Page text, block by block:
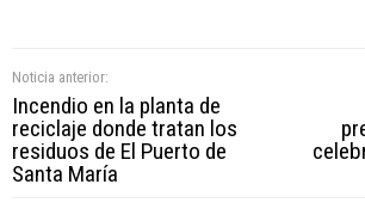
Noticia anterior:
Incendio en la planta de
reciclaje donde tratan los
residuos de El Puerto de
Santa María